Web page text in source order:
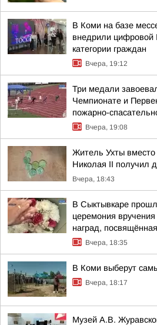
В Коми на базе
внедрили цифровой
категории граждан
Вчера, 19:12
Три медали
Чемпионате и
пожарно-
Вчера, 19:08
Житель Ухты
Николая II получил
Вчера, 18:43
В Сыктывкаре
церемония вручения
наград,
Вчера, 18:35
В Коми выберут
Вчера, 18:17
Музей А.В.